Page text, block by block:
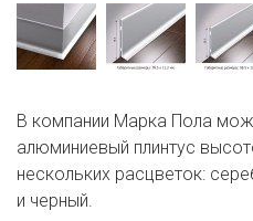
В компании Марка Пола
алюминиевый плинтус
нескольких расцветок:
и черный.